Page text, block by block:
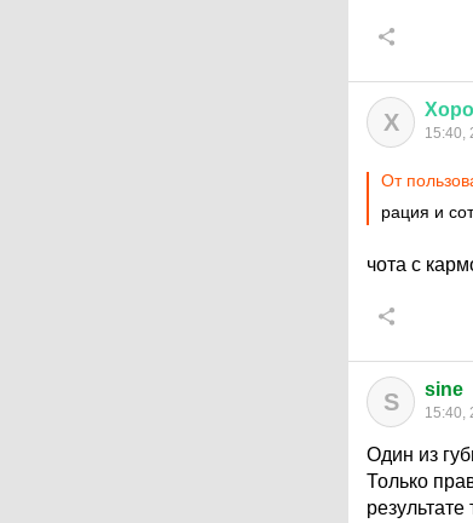
Х 15:40,
От
рация и
чота с
S sine
15:40,
Один из
Только